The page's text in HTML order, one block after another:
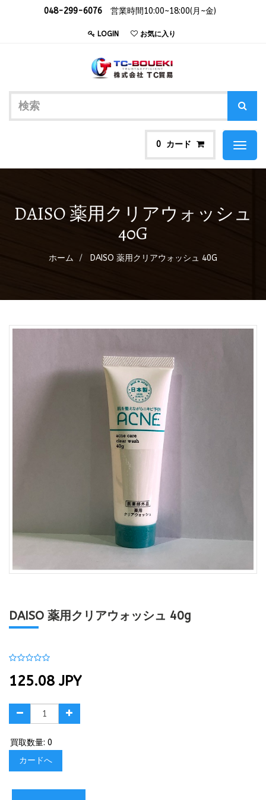
048-299-6076 営業時間10:00~18:00(月~金)
LOGIN お気に入り
0 カード
Toggle
DAISO 薬用クリアウォッシュ
40G
ホーム DAISO 薬用クリアウォッシュ 40G
DAISO 薬用クリアウォッシュ 40g
125.08 JPY
買取数量: 0
カードへ